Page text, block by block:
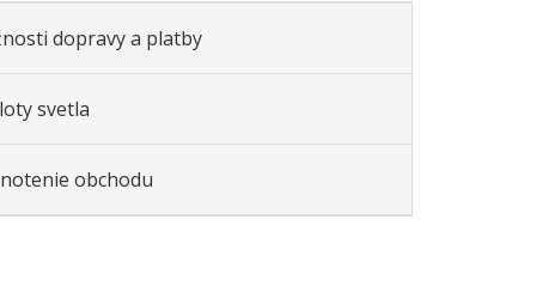
dopravy a platby
svetla
obchodu